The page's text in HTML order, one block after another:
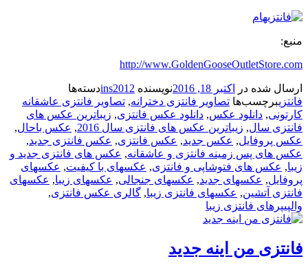
منبع:
http://www.GoldenGooseOutletStore.com
ارسال شده در اکتبر 18, 2016 نویسنده ins2012دسته‌ها
فانتزیبرچسب‌ها تصاویر فانتزی دخترانه, تصاویر فانتزی عاشقانه
کارتونی, دانلود عکس, دانلود عکس فانتزی, زیباترین عکس های
فانتزی سال, زیباترین عکس های فانتزی سال 2016 , عکس باحال,
عکس پروفایل, عکس جدید, عکس فانتزی, عکس فانتزی جدید,
عکس های پس زمینه فانتزی و عاشقانه, عکس های فانتزی جدید و
زیبا, عکس های فتوشاپی و فانتزی, عکسهای با کیفیت, عکسهای
پروفایل, عکسهای جدید, عکسهای جنجالی, عکسهای زیبا, عکسهای
فانتزی آتشین, عکسهای فانتزی زیبا, گالری عکس فانتزی,
والپیپرهای فانتزی زیبا
فانتزی من اینه جدید